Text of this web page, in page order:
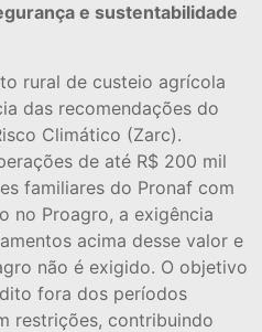
e sustentabilidade
rural de custeio agrícola
das recomendações do
Climático (Zarc).
de até R$ 200 mil
familiares do Pronaf com
no Proagro, a exigência
acima desse valor e
não é exigido. O objetivo
fora dos períodos
restrições, contribuindo